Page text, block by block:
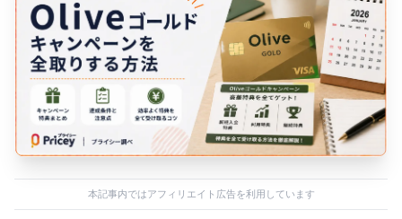
本記事内ではアフィリエイト広告を利用しています